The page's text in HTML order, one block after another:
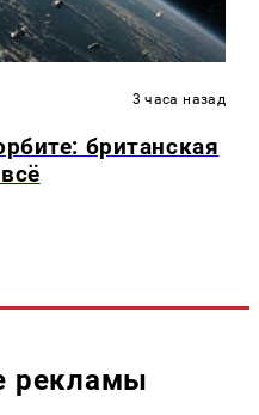
3 часа назад
британская
рекламы